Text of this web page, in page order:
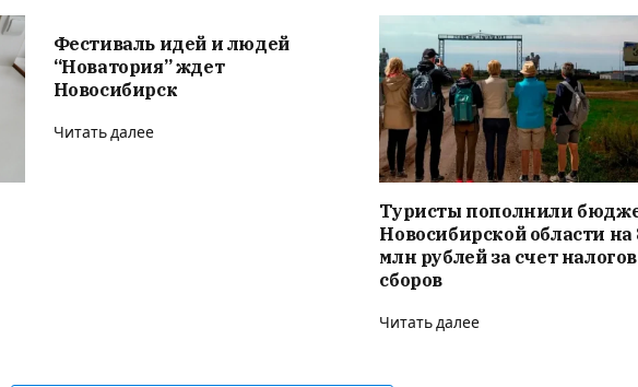
Фестиваль идей и людей
“Новатория” ждет
Новосибирск
Читать далее
Туристы пополнили
Новосибирской области на
млн рублей за счет
сборов
Читать далее